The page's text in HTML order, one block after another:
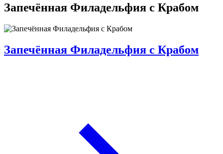
Запечённая Филадельфия с Крабом
Запечённая Филадельфия с Крабом